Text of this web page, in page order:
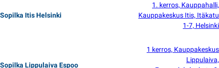
Sopilka Itis Helsinki
1. kerros, Kauppahalli,
Kauppakeskus Itis, Itäkatu
1-7, Helsinki
Sopilka Lippulaiva Espoo
1 kerros, Kauppakeskus
Lippulaiva,